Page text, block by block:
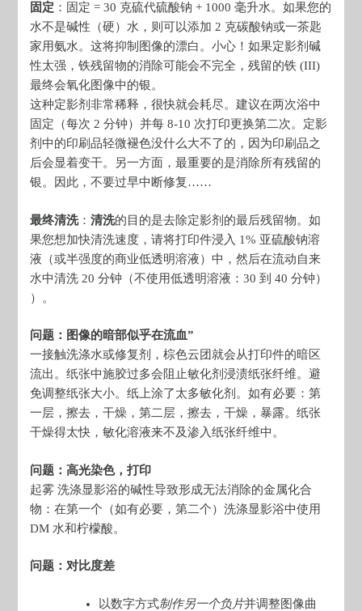
固定 ：固定 = 30 克硫代硫酸钠 + 1000 毫升水。如果您的
水不是碱性（硬）水，则可以添加 2 克碳酸钠或一茶匙
家用氨水。这将抑制图像的漂白。小心！如果定影剂碱
性太强，铁残留物的消除可能会不完全，残留的铁 (III)
最终会氧化图像中的银。
这种定影剂非常稀释，很快就会耗尽。建议在两次浴中
固定（每次 2 分钟）并每 8-10 次打印更换第二次。定影
剂中的印刷品轻微褪色没什么大不了的，因为印刷品之
后会显着变干。另一方面，最重要的是消除所有残留的
银。因此，不要过早中断修复……
最终清洗：清洗的目的是去除定影剂的最后残留物。如
果您想加快清洗速度，请将打印件浸入 1% 亚硫酸钠溶
液（或半强度的商业低透明溶液）中，然后在流动自来
水中清洗 20 分钟（不使用低透明溶液：30 到 40 分钟）
）。
问题：图像的暗部似乎在流血”
一接触洗涤水或修复剂，棕色云团就会从打印件的暗区
流出。纸张中施胶过多会阻止敏化剂浸渍纸张纤维。避
免调整纸张大小。纸上涂了太多敏化剂。如有必要：第
一层，擦去，干燥，第二层，擦去，干燥，暴露。纸张
干燥得太快，敏化溶液来不及渗入纸张纤维中。
问题：高光染色，打印
起雾 洗涤显影浴的碱性导致形成无法消除的金属化合
物：在第一个（如有必要，第二个）洗涤显影浴中使用
DM 水和柠檬酸。
问题：对比度差
以数字方式制作另一个负片并调整图像曲